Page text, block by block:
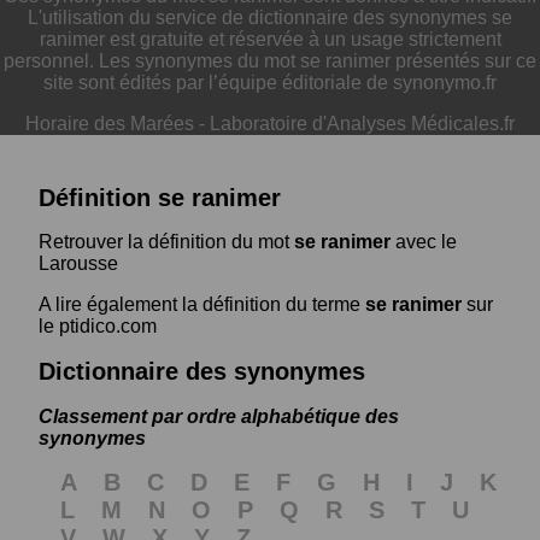
L'utilisation du service de dictionnaire des synonymes se
ranimer est gratuite et réservée à un usage strictement
personnel. Les synonymes du mot se ranimer présentés sur ce
site sont édités par l’équipe éditoriale de synonymo.fr
Horaire des Marées - Laboratoire d'Analyses Médicales.fr
Définition se ranimer
Retrouver la définition du motse ranimer avec le
Larousse
A lire également la définition du terme se ranimer sur
le ptidico.com
Dictionnaire des synonymes
Classement par ordre alphabétique des
synonymes
A B C D E F G H I J
K
L
M N O P Q R S T
U